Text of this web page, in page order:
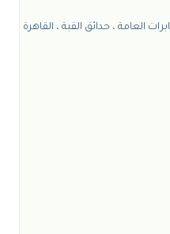
العامة ، حدائق القبة ، القاهرة